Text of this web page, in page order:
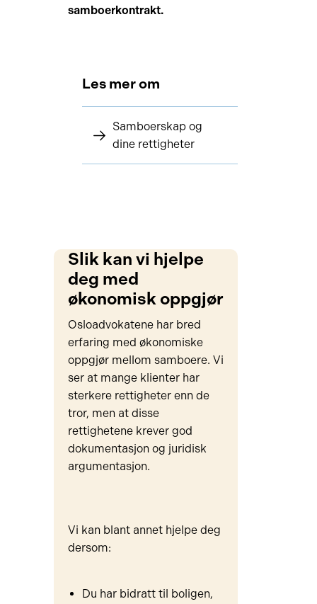
samboerkontrakt.
Les mer om
Samboerskap og
dine rettigheter
Slik kan vi hjelpe
deg med
økonomisk oppgjør
Osloadvokatene har bred
erfaring med økonomiske
oppgjør mellom samboere. Vi
ser at mange klienter har
sterkere rettigheter enn de
tror, men at disse
rettighetene krever god
dokumentasjon og juridisk
argumentasjon.
Vi kan blant annet hjelpe deg
dersom:
Du har bidratt til boligen,